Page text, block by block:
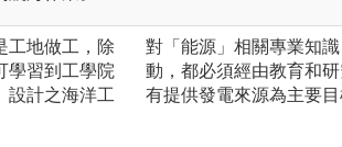
工地做工，除
學習到工學院
設計之海洋工
對「能源」相關專業知
動，都必須經由教育和
有提供發電來源為主要目